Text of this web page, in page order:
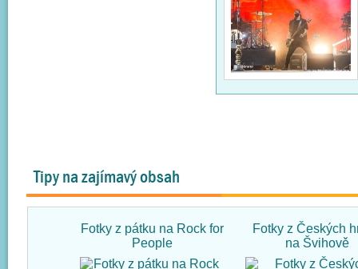
Tipy na zajímavý obsah
Fotky z pátku na Rock for
People
Fotky z Českých
na Švihově